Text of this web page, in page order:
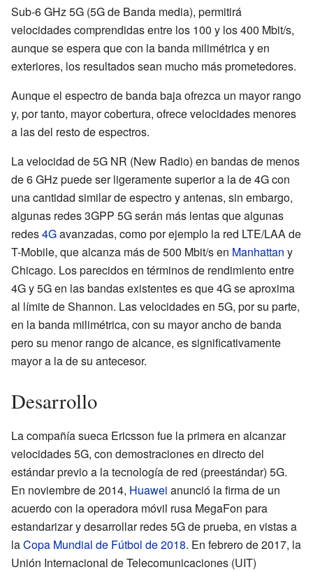
Sub-6 GHz 5G (5G de Banda media), permitirá
velocidades comprendidas entre los 100 y los 400 Mbit/s,
aunque se espera que con la banda milimétrica y en
exteriores, los resultados sean mucho más prometedores.
Aunque el espectro de banda baja ofrezca un mayor rango
y, por tanto, mayor cobertura, ofrece velocidades menores
a las del resto de espectros.
La velocidad de 5G NR (New Radio) en bandas de menos
de 6 GHz puede ser ligeramente superior a la de 4G con
una cantidad similar de espectro y antenas, sin embargo,
algunas redes 3GPP 5G serán más lentas que algunas
redes4Gavanzadas, como por ejemplo la red LTE/LAA de
T-Mobile, que alcanza más de 500 Mbit/s en Manhattan y
Chicago. Los parecidos en términos de rendimiento entre
4G y 5G en las bandas existentes es que 4G se aproxima
al límite de Shannon. Las velocidades en 5G, por su parte,
en la banda milimétrica, con su mayor ancho de banda
pero su menor rango de alcance, es significativamente
mayor a la de su antecesor.
Desarrollo
La compañía sueca Ericsson fue la primera en alcanzar
velocidades 5G, con demostraciones en directo del
estándar previo a la tecnología de red (preestándar) 5G.
En noviembre de 2014, Huawei anunció la firma de un
acuerdo con la operadora móvil rusa MegaFon para
estandarizar y desarrollar redes 5G de prueba, en vistas a
laCopa Mundial de Fútbol de 2018. En febrero de 2017, la
Unión Internacional de Telecomunicaciones (UIT)